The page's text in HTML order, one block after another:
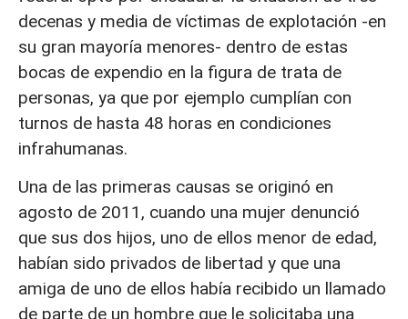
decenas y media de víctimas de explotación -en
su gran mayoría menores- dentro de estas
bocas de expendio en la figura de trata de
personas, ya que por ejemplo cumplían con
turnos de hasta 48 horas en condiciones
infrahumanas.
Una de las primeras causas se originó en
agosto de 2011, cuando una mujer denunció
que sus dos hijos, uno de ellos menor de edad,
habían sido privados de libertad y que una
amiga de uno de ellos había recibido un llamado
de parte de un hombre que le solicitaba una